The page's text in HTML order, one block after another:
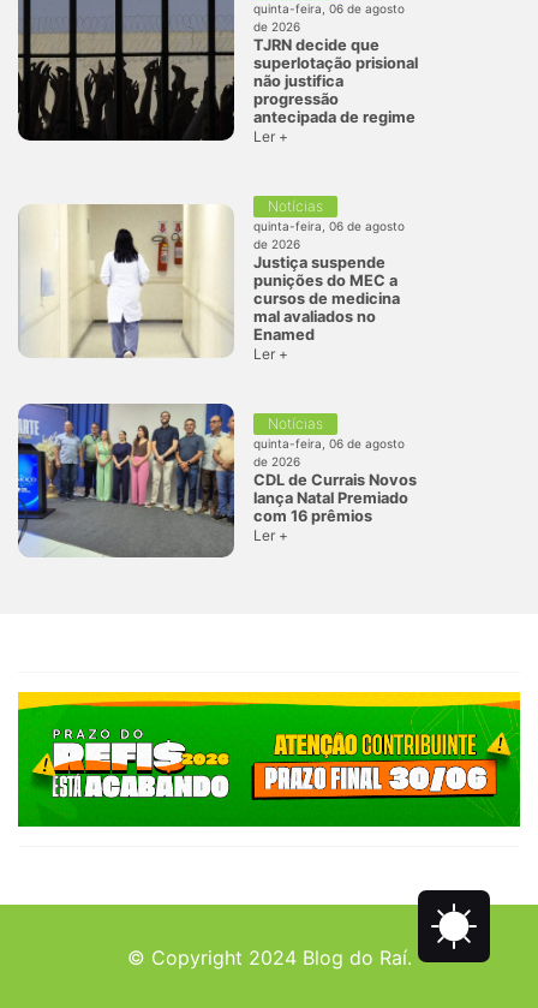
quinta-feira, 06 de agosto
de 2026
TJRN decide que
superlotação prisional
não justifica
progressão
antecipada de regime
Ler +
Notícias
quinta-feira, 06 de agosto
de 2026
Justiça suspende
punições do MEC a
cursos de medicina
mal avaliados no
Enamed
Ler +
Notícias
quinta-feira, 06 de agosto
de 2026
CDL de Currais Novos
lança Natal Premiado
com 16 prêmios
Ler +
© Copyright 2024 Blog do Raí.